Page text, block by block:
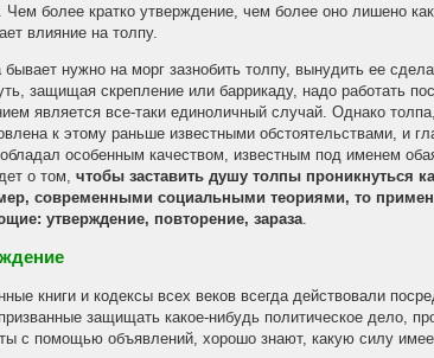
. Чем более кратко утверждение, чем более оно лишено
влияние на толпу.
бывает нужно на морг зазнобить толпу, вынудить ее
защищая скрепление или баррикаду, надо работать
является все-таки единоличный случай. Однако
к этому раньше известными обстоятельствами, и
особенным качеством, известным под именем
о том, чтобы заставить душу толпы проникнуться
современными социальными теориями, то
утверждение, повторение, зараза
книги и кодексы всех веков всегда действовали
защищать какое-нибудь политическое дело,
с помощью объявлений, хорошо знают, какую силу